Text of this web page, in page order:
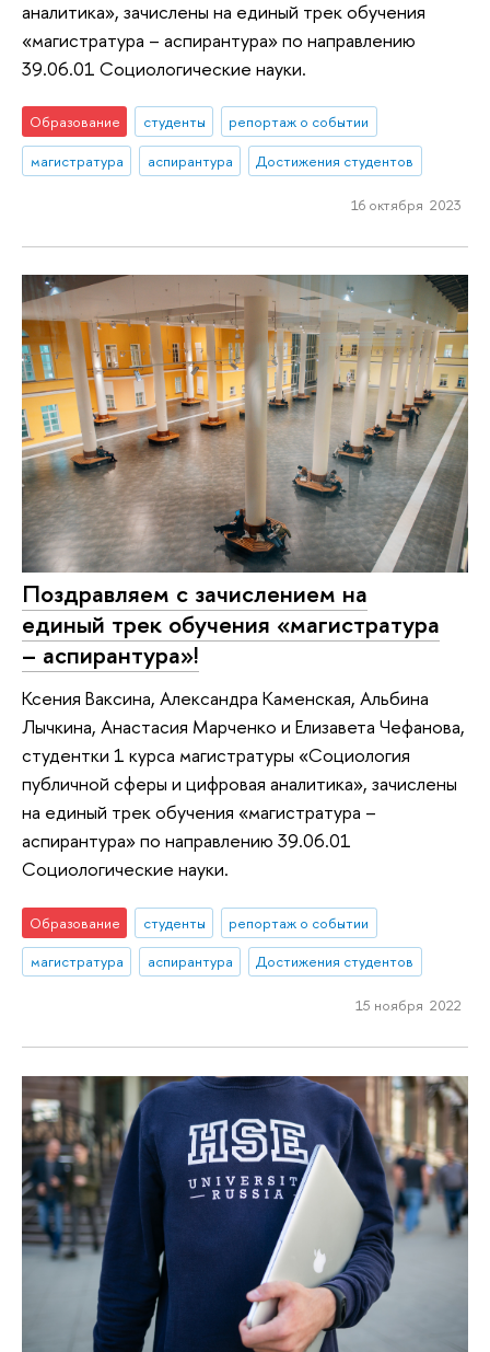
аналитика», зачислены на единый трек обучения
«магистратура – аспирантура» по направлению
39.06.01 Социологические науки.
Образование студенты
репортаж о событии
магистратура
аспирантура Достижения студентов
16 октября 2023
Поздравляем с зачислением на
единый трек обучения «магистратура
– аспирантура»!
Ксения Ваксина, Александра Каменская, Альбина
Лычкина, Анастасия Марченко и Елизавета Чефанова,
студентки 1 курса магистратуры «Социология
публичной сферы и цифровая аналитика», зачислены
на единый трек обучения «магистратура –
аспирантура» по направлению 39.06.01
Социологические науки.
Образование студенты
репортаж о событии
магистратура
аспирантура Достижения студентов
15 ноября 2022